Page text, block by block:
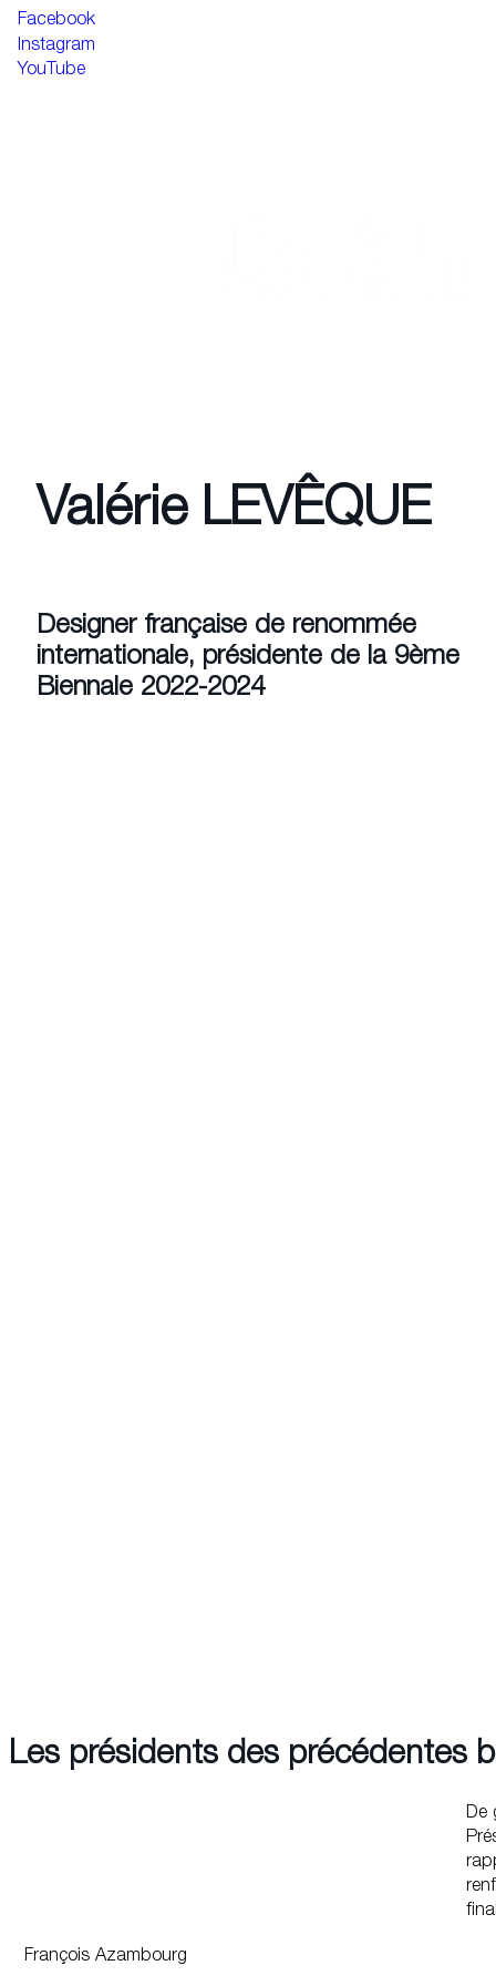
Facebook
Instagram
YouTube
Valérie LEVÊQUE
Designer française de renommée
internationale, présidente de la 9ème
Biennale 2022-2024
Les présidents des précédentes
De
François Azambourg